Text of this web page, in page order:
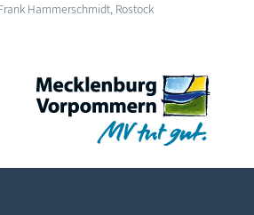
Hammerschmidt, Rostock